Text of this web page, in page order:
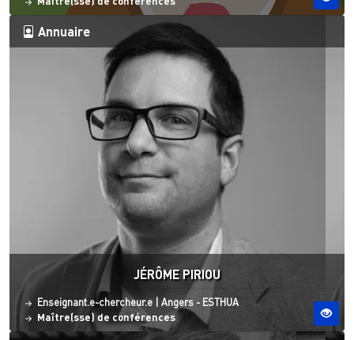
Annuaire
JÉRÔME PIRIOU
Statut
Enseignant.e-chercheur.e Site ESO
Angers - ESTHUA
Maître(sse) de conférences